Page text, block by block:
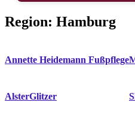
Region: Hamburg
Annette Heidemann Fußpflege
AlsterGlitzer